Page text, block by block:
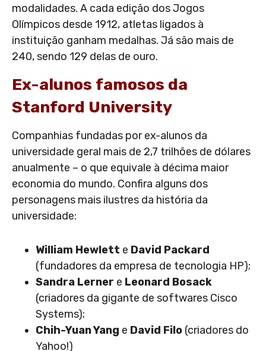
modalidades. A cada edição dos Jogos
Olímpicos desde 1912, atletas ligados à
instituição ganham medalhas. Já são mais de
240, sendo 129 delas de ouro.
Ex-alunos famosos da
Stanford University
Companhias fundadas por ex-alunos da
universidade geral mais de 2,7 trilhões de dólares
anualmente – o que equivale à décima maior
economia do mundo. Confira alguns dos
personagens mais ilustres da história da
universidade:
William Hewlett e David Packard
(fundadores da empresa de tecnologia HP);
Sandra Lerner e Leonard Bosack
(criadores da gigante de softwares Cisco
Systems);
Chih-Yuan Yang e David Filo (criadores do
Yahoo!)